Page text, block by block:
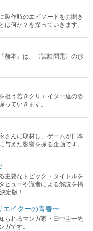
製作時のエピソードをお聞き
何か？を探っていきます。
赫本』は、〈試験問題〉の形
担う若きクリエイター達の姿
ていきます。
さんに取材し、ゲームが日本
えた影響を探る企画です。
主要なトピック・タイトルを
ビューや識者による解説を掲
定版！
イターの青春〜
られるマンガ家・田中圭一先
です。